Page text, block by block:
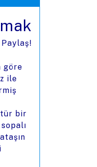
Paylaş!
göre
ile
tür bir